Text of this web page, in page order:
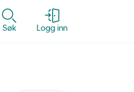
Søk Logg inn